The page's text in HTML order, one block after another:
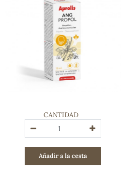
Memoria
Hierro
Deporte
Digestivos
Circulatorio, colesterol y
Superalimentos
Proteína
Energía
COSMÉTICA E HIGIENE
Cremas, lociones y aceites
Hombre
Higiene personal
Labiales
CANTIDAD
Añadir a la cesta